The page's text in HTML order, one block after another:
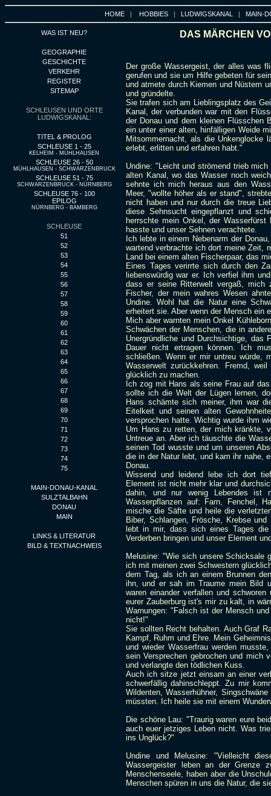
HOME | HOBBIES | LUDWIGSKANAL | MAIN-
WAS IST NEU?
GEOGRAPHIE
GESCHICHTE
VERKEHR
REGISTER
SITEMAP
SCHLEUSEN UND ORTE
LUDWIGSKANAL:
TITEL & PROLOG
SCHLEUSE 1 - 25
KELHEIM - MÜHLHAUSEN
SCHLEUSE 26 - 50
MÜHLHAUSEN - SCHWARZENBRUCK
SCHLEUSE 51 - 75
SCHWARZENBRUCK - NÜRNBERG
SCHLEUSE 76 - 100
EPILOG
NÜRNBERG - BAMBERG
SCHLEUSE
51
52
53
54
55
56
57
58
59
60
61
62
63
64
65
66
67
68
69
70
71
72
73
74
75
MAIN-DONAU-KANAL
SULZTALBAHN
DONAU
MAIN
LINKS & LITERATUR
BILD & TEXTNACHWEIS
DAS MÄRCHEN
Der große Wassergeist, der alles was
gerufen und sie um Hilfe gebeten für
und atmete durch Kiemen und Nüstern
und gründelte.
Sie trafen sich am Lieblingsplatz des
Kanal, der verbunden war mit den
der Donau und dem kleinen Flüsschen
ein unter einer alten, hinfälligen Weide
Mitsommernacht, als die Unkenglocke
erlebt, erlitten und erfahren habt."
Undine: "Leicht und strömend trieb
alten Kanal, wo das Wasser noch
sehnte ich mich heraus aus den
Meer, "wollte höher als er stand",
nicht haben und nur durch die treue
diese Sehnsucht eingepflanzt und
herrschte mein Onkel, der
hasste und unser Sehnen verachtete.
Ich lebte in einem Nebenarm der
wartend verbrachte ich dort meine Zeit,
Land bei einem alten Fischerpaar, das
Eines Tages verirrte sich durch den
liebenswürdig war er. Ich verfiel ihm
dass er seine Ritterwelt vergaß, mich
Fischer, der mein wahres Wesen
Undine. Wohl hat die Natur eine
erheitert sie. Aber wenn der Mensch ein
Mich aber warnten mein Onkel
Schwächen der Menschen, die in
Unergründliche und Durchsichtige, das
Dauer nicht ertragen können. Ich
schließen. Wenn er mir untreu würde,
Wasserwelt zurückkehren. Fremd,
glücklich zu machen.
Ich zog mit Hans als seine Frau auf
sollte ich die Welt der Lügen lernen,
Hans schämte sich meiner, ihm war
Eitelkeit und seinen alten
versprochen hatte. Wichtig wurde ihm
Um Hans zu retten, der mich kränkte,
Untreue an. Aber ich täuschte die
seinen Tod wusste und um unseren
die in der Natur lebt, und kam ihr nahe,
Donau.
Wissend und leidend lebe ich dort
Element ist nicht mehr klar und
dahin, und nur wenig Lebendes ist
Wasserpflanzen auf: Farn, Fenchel,
mische die Säfte und heile die
Biber, Schlangen, Frösche, Krebse
lebt in mir, dass sich eines Tages
Verderben bringen und unser Element
Melusine: "Wie sich unsere Schicksale
ich mit meinen zwei Schwestern
dem Tag, als ich an einem Brunnen
ihn, und er sah im Traume mein Bild
waren einander verfallen und
eurer Zauberburg ist's mir zu kalt, in
Warnungen: "Falsch ist der Mensch
nicht!"
Sie sollten Recht behalten. Auch Graf
Kampf, Ruhm und Ehre. Mein
und wieder Wasserfrau werden
sein Versprechen gebrochen und mich
und verlangte den tödlichen Kuss.
Auch ich sitze jetzt einsam an einer
schwerfällig dahinschleppt. Zu mir
Wildenten, Wasserhühner,
müssten. Ich heile sie mit einem
Die schöne Lau: "Traurig waren eure
auch euer jetziges Leben nicht. Was
ins Unglück?"
Undine und Melusine: "Vielleicht
Wassergeister leben an der Grenze
Menschenseele, haben aber die
Menschen spüren in uns die Natur, die